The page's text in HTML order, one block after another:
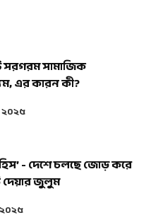
সরগরম সামাজিক
এর কারন কী?
- দেশে চলছে জোড় করে
দেয়ার জুলুম